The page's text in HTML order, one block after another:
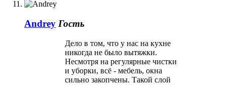
Andrey Гость
Дело в том, что у нас на кухне
никогда не было вытяжки.
Несмотря на регулярные чистки
и уборки, всё - мебель, окна
сильно закопчены. Такой слой